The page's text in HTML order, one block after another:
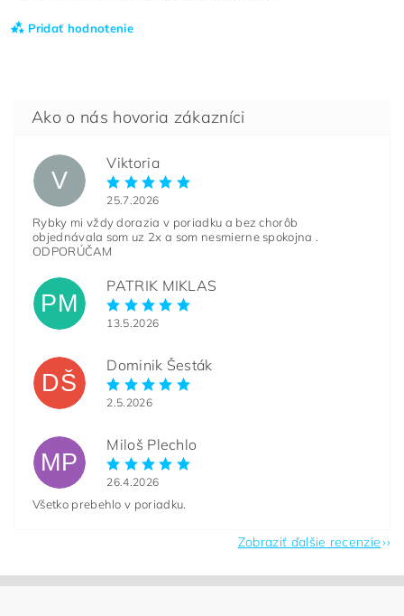
Pridať hodnotenie
V
Viktoria
25.7.2026
Rybky mi vždy dorazia v poriadku a bez chorôb
objednávala som uz 2x a som nesmierne spokojna .
ODPORÚČAM
PM
PATRIK MIKLAS
13.5.2026
DŠ
Dominik Šesták
2.5.2026
MP
Miloš Plechlo
26.4.2026
Všetko prebehlo v poriadku.
Zobraziť ďalšie recenzie